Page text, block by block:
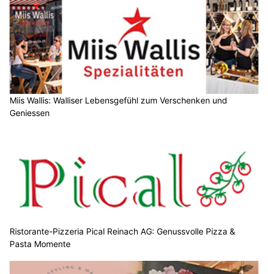
Miis Wallis: Walliser Lebensgefühl zum Verschenken und
Geniessen
Ristorante-Pizzeria Pical Reinach AG: Genussvolle Pizza &
Pasta Momente